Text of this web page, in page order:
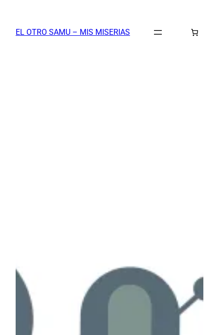
contenido
EL OTRO SAMU – MIS MISERIAS